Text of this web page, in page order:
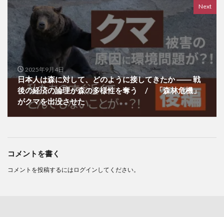
Next
2025年9月4日
日本人は森に対して、どのように接してきたか ―― 戦
後の経済の論理が森の多様性を奪う / 「森林危機」
がクマを出没させた
コメントを書く
コメントを投稿するには ログイン してください。